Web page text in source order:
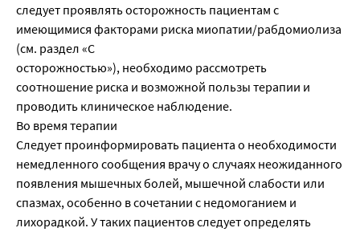
следует проявлять осторожность пациентам с
имеющимися факторами риска миопатии/рабдомиолиза
(см. раздел «С
осторожностью»), необходимо рассмотреть
соотношение риска и возможной пользы терапии и
проводить клиническое наблюдение.
Во время терапии
Следует проинформировать пациента о необходимости
немедленного сообщения врачу о случаях неожиданного
появления мышечных болей, мышечной слабости или
спазмах, особенно в сочетании с недомоганием и
лихорадкой. У таких пациентов следует определять